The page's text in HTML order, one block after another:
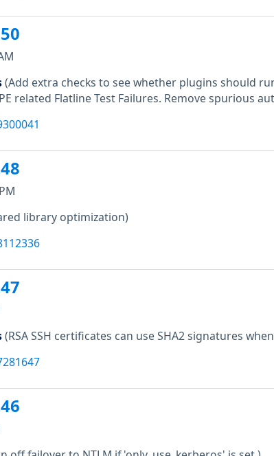
(Add extra checks to see whether plugins should
related Flatline Test Failures. Remove spurious
library optimization)
(RSA SSH certificates can use SHA2 signatures